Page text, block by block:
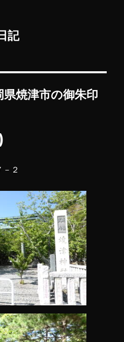
記
県焼津市の御朱印
２